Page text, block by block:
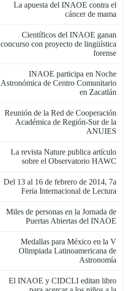
La apuesta del INAOE contra el
cáncer de mama
Científicos del INAOE ganan
concurso con proyecto de lingüística
forense
INAOE participa en Noche
Astronómica de Centro Comunitario
en Zacatlán
Reunión de la Red de Cooperación
Académica de Región-Sur de la
ANUIES
La revista Nature publica artículo
sobre el Observatorio HAWC
Del 13 al 16 de febrero de 2014, 7a
Feria Internacional de Lectura
Miles de personas en la Jornada de
Puertas Abiertas del INAOE
Medallas para México en la V
Olimpiada Latinoamericana de
Astronomía
El INAOE y CIDCLI editan libro